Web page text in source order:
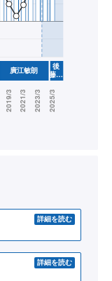
詳細を読む
詳細を読む